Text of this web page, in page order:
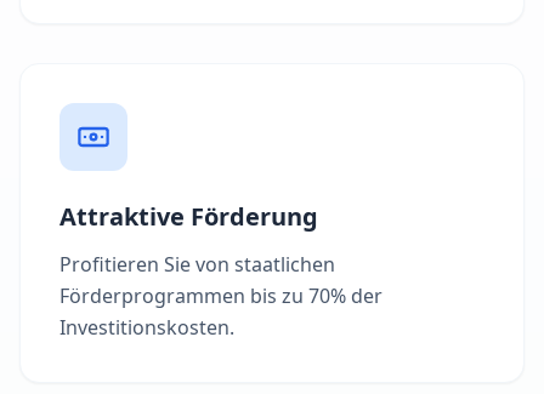
Attraktive Förderung
Profitieren Sie von staatlichen
Förderprogrammen bis zu 70% der
Investitionskosten.